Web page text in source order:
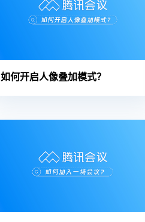
如何开启人像叠加模式？